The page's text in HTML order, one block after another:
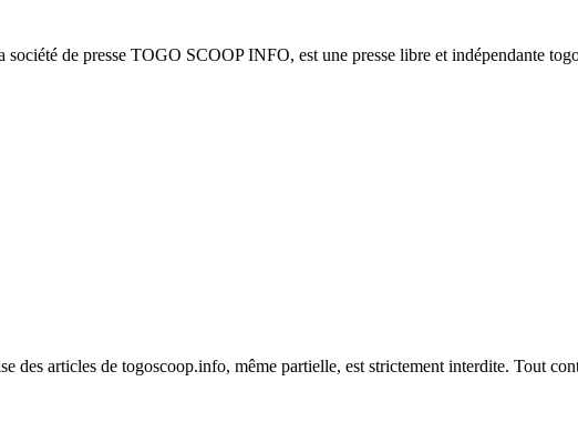
de presse TOGO SCOOP INFO, est une presse libre et indépendante
des articles de togoscoop.info, même partielle, est strictement interdite. Tout